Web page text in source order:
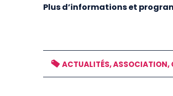
Plus d’informations et
ACTUALITÉS, ASSOCIATION,